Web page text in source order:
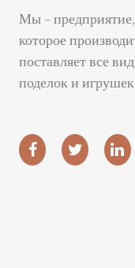
Мы - предприятие,
которое
поставляет все
поделок и